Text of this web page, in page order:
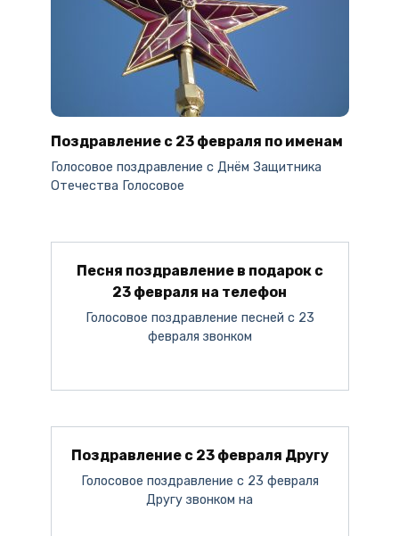
Поздравление с 23 февраля по именам
Голосовое поздравление c Днём Защитника
Отечества Голосовое
Песня поздравление в подарок с
23 февраля на телефон
Голосовое поздравление песней с 23
февраля звонком
Поздравление с 23 февраля Другу
Голосовое поздравление с 23 февраля
Другу звонком на